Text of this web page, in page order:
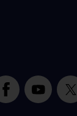
FacebookYouTube
X